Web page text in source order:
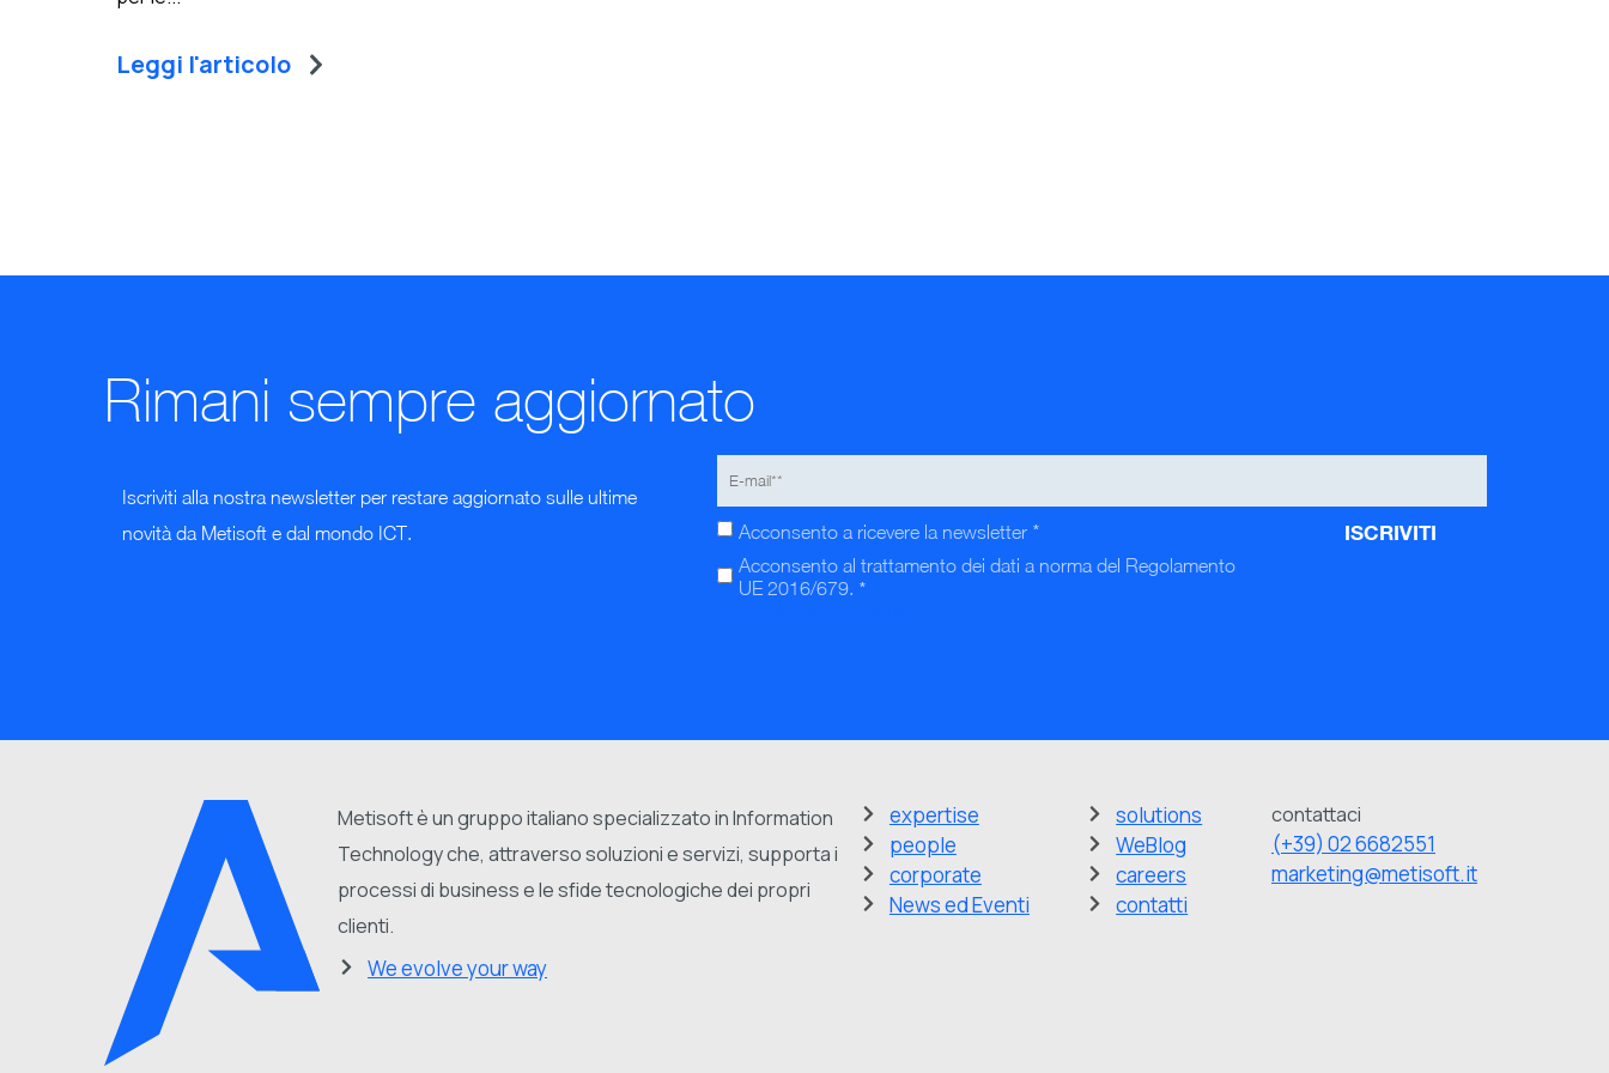
Leggi l'articolo
Rimani sempre aggiornato
Iscriviti alla nostra newsletter per restare aggiornato sulle ultime
novità da Metisoft e dal mondo ICT.
Acconsento a ricevere la newsletter *
Acconsento al trattamento dei dati a norma del Regolamento
UE 2016/679. *
Metisoft è un gruppo italiano specializzato in Information
Technology che, attraverso soluzioni e servizi, supporta i
processi di business e le sfide tecnologiche dei propri
clienti.
We evolve your way
expertise
solutions
people
WeBlog
corporate
careers
News ed Eventi
contatti
contattaci
(+39) 02 6682551
marketing@metisoft.it